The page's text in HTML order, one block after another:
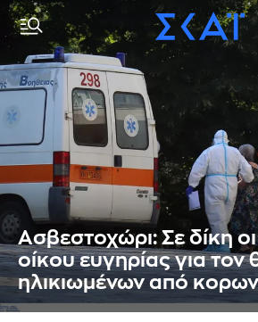
Ασβεστοχώρι: Σε δίκη
οίκου ευγηρίας για τον
ηλικιωμένων από